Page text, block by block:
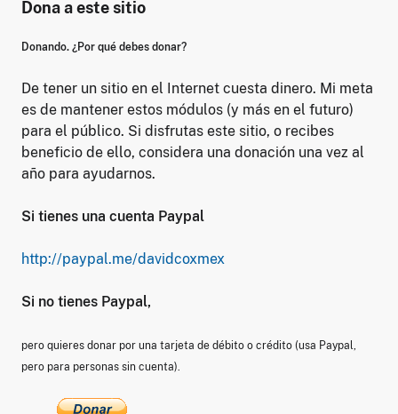
Dona a este sitio
Donando. ¿Por qué debes donar?
De tener un sitio en el Internet cuesta dinero. Mi meta
es de mantener estos módulos (y más en el futuro)
para el público. Si disfrutas este sitio, o recibes
beneficio de ello, considera una donación una vez al
año para ayudarnos.
Si tienes una cuenta Paypal
http://paypal.me/davidcoxmex
Si no tienes Paypal,
pero quieres donar por una tarjeta de débito o crédito (usa Paypal,
pero para personas sin cuenta).